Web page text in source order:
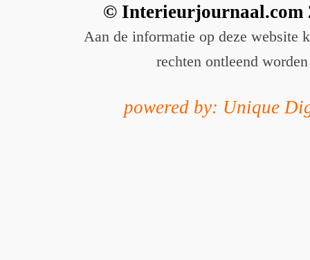
© Interieurjournaal.com
Aan de informatie op deze website
rechten ontleend worden
powered by: Unique